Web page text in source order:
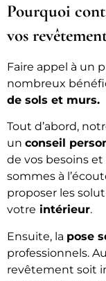
Pourquoi
vos
Faire appel à un
nombreux
de sols et murs.
Tout d’abord,
un conseil
de vos besoins
sommes à
proposer les
votre intérieur.
Ensuite, la pose
professionnels.
revêtement soit